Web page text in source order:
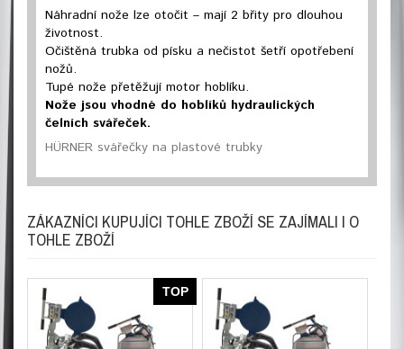
Náhradní nože lze otočit – mají 2 břity pro dlouhou
životnost.
Očištěná trubka od písku a nečistot šetří opotřebení
nožů.
Tupé nože přetěžují motor hoblíku.
Nože jsou vhodné do hoblíků hydraulických
čelních svářeček.
HÜRNER svářečky na plastové trubky
ZÁKAZNÍCI KUPUJÍCI TOHLE ZBOŽÍ SE ZAJÍMALI I O
TOHLE ZBOŽÍ
TOP